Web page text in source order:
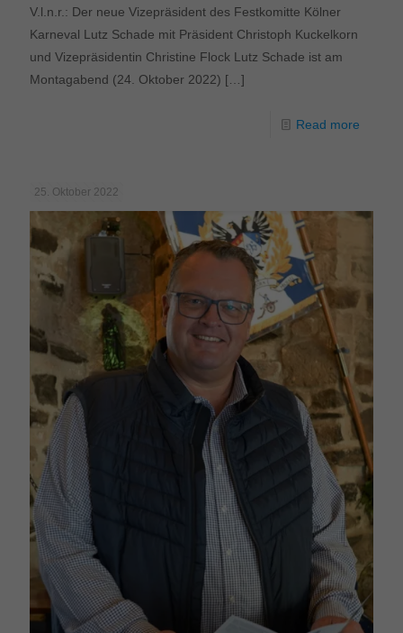
V.l.n.r.: Der neue Vizepräsident des Festkomitte Kölner
Karneval Lutz Schade mit Präsident Christoph Kuckelkorn
und Vizepräsidentin Christine Flock Lutz Schade ist am
Montagabend (24. Oktober 2022) […]
Read more
25. Oktober 2022